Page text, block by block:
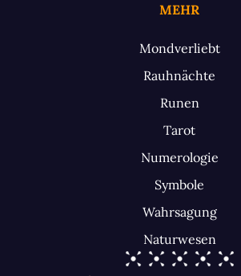
MEHR
Mondverliebt
Rauhnächte
Runen
Tarot
Numerologie
Symbole
Wahrsagung
Naturwesen